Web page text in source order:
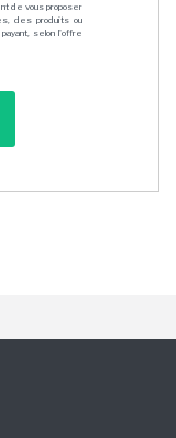
de vous proposer
des produits ou
selon l'offre